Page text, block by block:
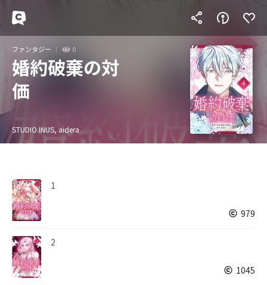
ファンタジー 0
婚約破棄の対
価
STUDIO INUS, aidera
1
979
2
1045